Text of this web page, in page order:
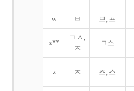
w ㅂ 브, 프
x**
ㄱㅅ,
ㅈ
ㄱ스
z ㅈ 즈, 스